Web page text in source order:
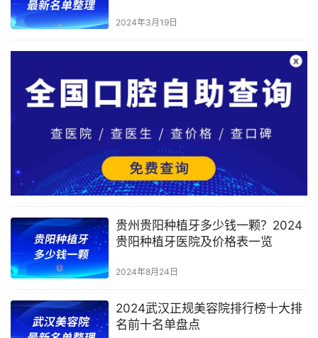
2024年3月19日
贵州贵阳种植牙多少钱一颗？2024
贵阳种植牙医院及价格表一览
2024年8月24日
2024武汉正规美容院排行榜十大排
名前十名单盘点